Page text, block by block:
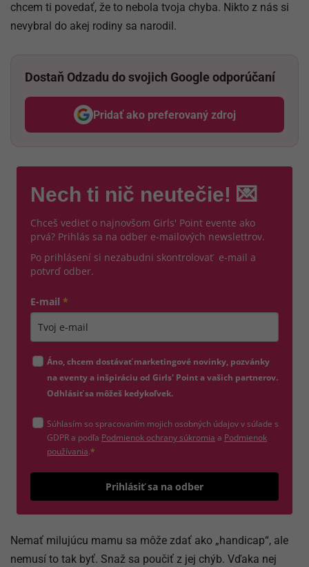
chcem ti povedať, že to nebola tvoja chyba. Nikto z nás si
nevybral do akej rodiny sa narodil.
Dostaň Odzadu do svojich Google odporúčaní
Pridať ako preferovaný zdroj
Odzadu, odkaz sa otvorí v
Nech ti nič neutečie! 💌
Chceš vedieť o najnovšom Girls' Point evente ako
prvá? Prihlás sa na odber e-mailových newslettrov.
Po prihlásení si nezabudni skontrolovať e-mail a
potvrď odber.
E-mail *
Áno, chcem dostávať marketingové novinky, pozvánky
na eventy a inšpiráciu od Girls' Point a vašich partnerov.
Odhlásiť sa môžeš kedykoľvek.
Súhlasím so spracovaním mojich osobných údajov v súlade s
GDPR a podľa Podmienok ochrany súkromia (otvorí sa v novom okne)
a Podmienok
používania(otvorí sa v novom okne)
.*
Prihlásiť sa na odber
Nemať milujúcu mamu sa môže zdať ako „handicap“, ale
nemusí to tak byť. Snaž sa poučiť z jej chýb. Vďaka nej